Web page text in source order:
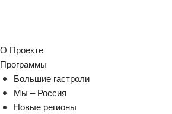
О Проекте
Программы
Большие гастроли
Мы – Россия
Новые регионы